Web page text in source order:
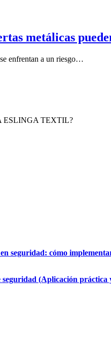
metálicas
enfrentan a un riesgo…
ESLINGA TEXTIL?
seguridad: cómo
(Aplicación